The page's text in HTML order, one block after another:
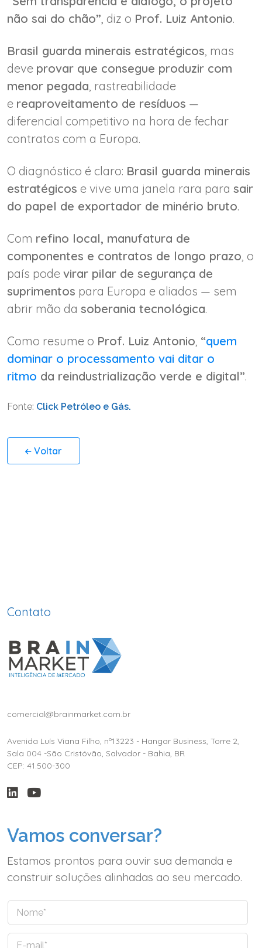
não sai do chão”, diz o Prof. Luiz Antonio.
Brasil guarda minerais estratégicos, mas
deve provar que consegue produzir com
menor pegada, rastreabilidade
e reaproveitamento de resíduos —
diferencial competitivo na hora de fechar
contratos com a Europa.
O diagnóstico é claro: Brasil guarda minerais
estratégicos e vive uma janela rara para sair
do papel de exportador de minério bruto.
Com refino local, manufatura de
componentes e contratos de longo prazo, o
país pode virar pilar de segurança de
suprimentos para Europa e aliados — sem
abrir mão da soberania tecnológica.
Como resume o Prof. Luiz Antonio, “quem
dominar o processamento vai ditar o
ritmo da reindustrialização verde e digital”.
Fonte: Click Petróleo e Gás.
Voltar
Contato
comercial@brainmarket.com.br
Avenida Luís Viana Filho, nº13223 - Hangar Business, Torre 2,
Sala 004 -São Cristóvão, Salvador - Bahia, BR
CEP: 41.500-300
Vamos conversar?
Estamos prontos para ouvir sua demanda e
construir soluções alinhadas ao seu mercado.
o